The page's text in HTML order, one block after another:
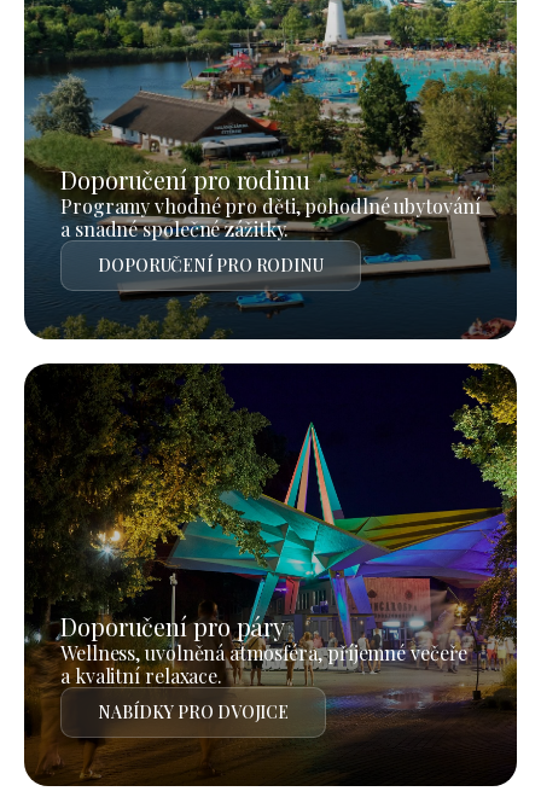
Doporučení pro rodinu
Programy vhodné pro děti, pohodlné ubytování
a snadné společné zážitky.
DOPORUČENÍ PRO RODINU
Doporučení pro páry
Wellness, uvolněná atmosféra, příjemné večeře
a kvalitní relaxace.
NABÍDKY PRO DVOJICE